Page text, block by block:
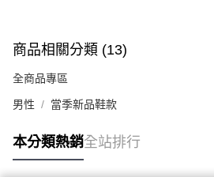
商品相關分類 (13)
全商品專區
男性 當季新品鞋款
本分類熱銷全站排行